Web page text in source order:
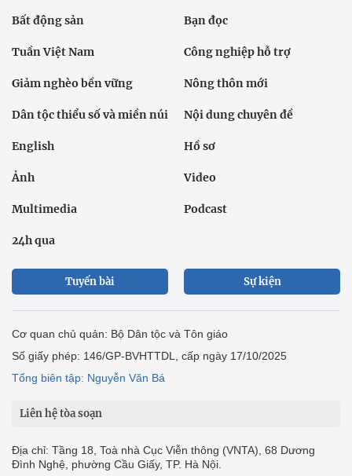
Bất động sản Bạn đọc
Tuần Việt Nam Công nghiệp hỗ trợ
Giảm nghèo bền vững Nông thôn mới
Dân tộc thiểu số và miền núi Nội dung chuyên đề
English Hồ sơ
Ảnh Video
Multimedia Podcast
24h qua
Tuyến bài Sự kiện
Cơ quan chủ quản: Bộ Dân tộc và Tôn giáo
Số giấy phép: 146/GP-BVHTTDL, cấp ngày 17/10/2025
Tổng biên tập: Nguyễn Văn Bá
Liên hệ tòa soạn
Địa chỉ: Tầng 18, Toà nhà Cục Viễn thông (VNTA), 68 Dương
Đình Nghệ, phường Cầu Giấy, TP. Hà Nội.